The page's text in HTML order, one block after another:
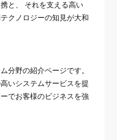
と、 それを支える高い
クノロジーの知見が大和
分野の紹介ページです。
いシステムサービスを提
でお客様のビジネスを強